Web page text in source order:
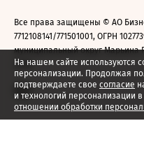
На нашем сайте используются
персонализации. Продолжая
подтверждаете свое согласие
и технологий персонализации в
отношении обработки
Все права защищены © АО
7712108141/771501001, ОГРН
муниципальный округ Марьина
2026